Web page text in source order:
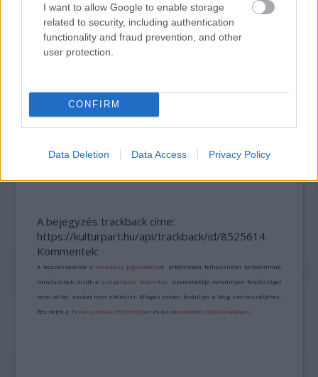
I want to allow Google to enable storage
related to security, including authentication
functionality and fraud prevention, and other
user protection.
CONFIRM
Data Deletion Data Access Privacy Policy
KÖZREMŰKÖDÖTT
TISZTELEGTEK CZIFFRA GYÖRGY ELŐTT
OSLÓBAN
A bejegyzés trackback címe:
https://kulturpart.hu/api/trackback/id/8525614
Kommentek:
A hozzászólások avonatkozó jogszabályok értelmében felhasználói tartalomnak
minősülnek, értük a szolgáltatás technikai üzemeltetője semmilyen felelősséget
nem vállal, azokat nem ellenőrzi. Kifogás esetén forduljon a blog szerkesztőjéhez.
Részletek a Felhasználási feltételekben és azadatvédelmi tájékoztatóban